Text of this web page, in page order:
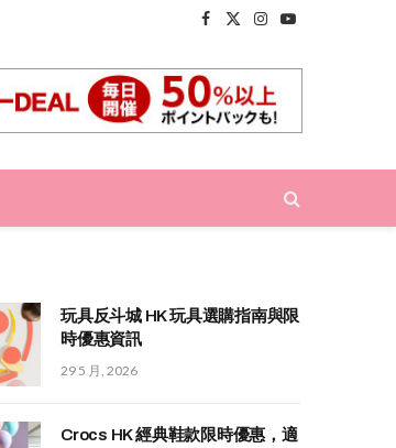
Facebook
X
Instagram
YouTube
玩具反斗城 HK 玩具選購指南與限
時優惠資訊
29 5 月, 2026
Crocs HK 經典鞋款限時優惠，適